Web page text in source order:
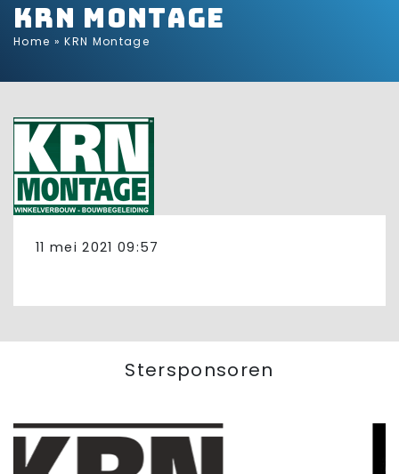
KRN Montage
Home »KRN Montage
11 mei 2021 09:57
Stersponsoren